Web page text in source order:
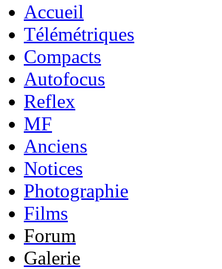
Accueil
Télémétriques
Compacts
Autofocus
Reflex
MF
Anciens
Notices
Photographie
Films
Forum
Galerie